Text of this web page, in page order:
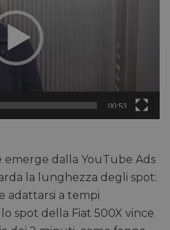
00:53
emerge dalla YouTube Ads
la lunghezza degli spot:
adattarsi a tempi
spot della Fiat 500X vince